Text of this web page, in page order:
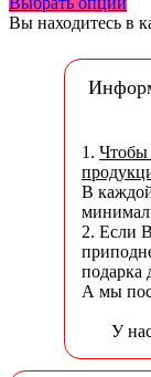
Вы находитесь в
1. Чтобы
В
2. Если
подарка
А мы
У